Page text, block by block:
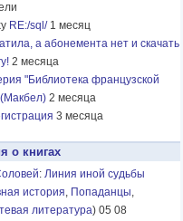
RE:/sql/ 1 месяц
а абонемента нет и скачать
2 месяца
"Библиотека французской
2 месяца
3 месяца
о книгах
: Линия иной судьбы
история, Попаданцы,
литература) 05 08